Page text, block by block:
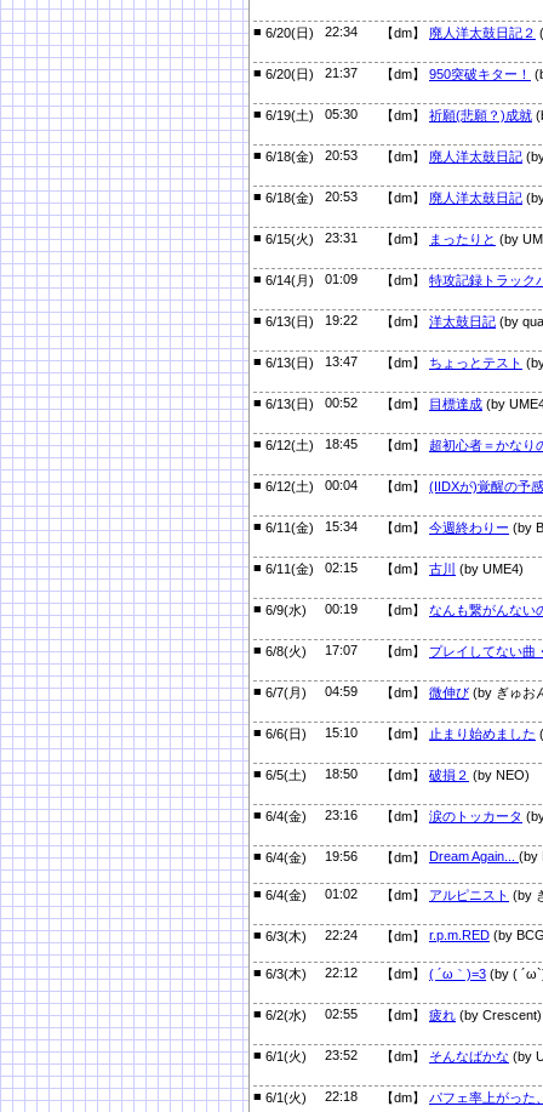
■ 6/20(日) 22:34 【dm】 廃人洋太鼓日記２
■ 6/20(日) 21:37 【dm】 950突破キター！
■ 6/19(土) 05:30 【dm】 祈願(悲願？)成就
■ 6/18(金) 20:53 【dm】 廃人洋太鼓日記
■ 6/18(金) 20:53 【dm】 廃人洋太鼓日記
■ 6/15(火) 23:31 【dm】 まったりと (by
■ 6/14(月) 01:09 【dm】 特攻記録トラック
■ 6/13(日) 19:22 【dm】 洋太鼓日記 (by
■ 6/13(日) 13:47 【dm】 ちょっとテスト
■ 6/13(日) 00:52 【dm】 目標達成 (by
■ 6/12(土) 18:45 【dm】 超初心者＝かなり
■ 6/12(土) 00:04 【dm】 (IIDXが)覚醒の予感
■ 6/11(金) 15:34 【dm】 今週終わりー (by
■ 6/11(金) 02:15 【dm】 古川 (by UME4)
■ 6/9(水) 00:19 【dm】 なんも繋がんない
■ 6/8(火) 17:07 【dm】 プレイしてない曲
■ 6/7(月) 04:59 【dm】 微伸び (by ぎゅお
■ 6/6(日) 15:10 【dm】 止まり始めました
■ 6/5(土) 18:50 【dm】 破損２ (by NEO)
■ 6/4(金) 23:16 【dm】 涙のトッカータ
■ 6/4(金) 19:56 【dm】 Dream Again... (by
■ 6/4(金) 01:02 【dm】 アルピニスト (by
■ 6/3(木) 22:24 【dm】 r.p.m.RED (by
■ 6/3(木) 22:12 【dm】 ( ´ω｀)=3 (by (
■ 6/2(水) 02:55 【dm】 疲れ (by Crescent)
■ 6/1(火) 23:52 【dm】 そんなばかな (by
■ 6/1(火) 22:18 【dm】 パフェ率上がった